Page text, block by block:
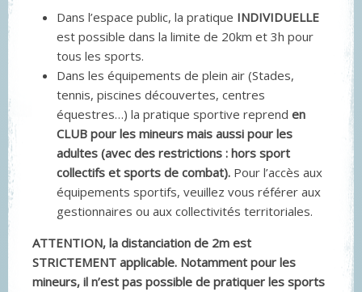
Dans l’espace public, la pratique INDIVIDUELLE
est possible dans la limite de 20km et 3h pour
tous les sports.
Dans les équipements de plein air (Stades,
tennis, piscines découvertes, centres
équestres…) la pratique sportive reprend en
CLUB pour les mineurs mais aussi pour les
adultes (avec des restrictions : hors sport
collectifs et sports de combat). Pour l’accès aux
équipements sportifs, veuillez vous référer aux
gestionnaires ou aux collectivités territoriales.
ATTENTION, la distanciation de 2m est
STRICTEMENT applicable. Notamment pour les
mineurs, il n’est pas possible de pratiquer les sports